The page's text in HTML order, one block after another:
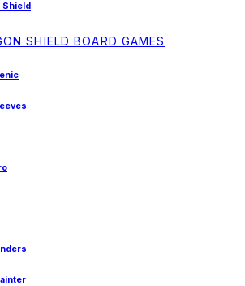
Shield
SHIELD BOARD GAMES